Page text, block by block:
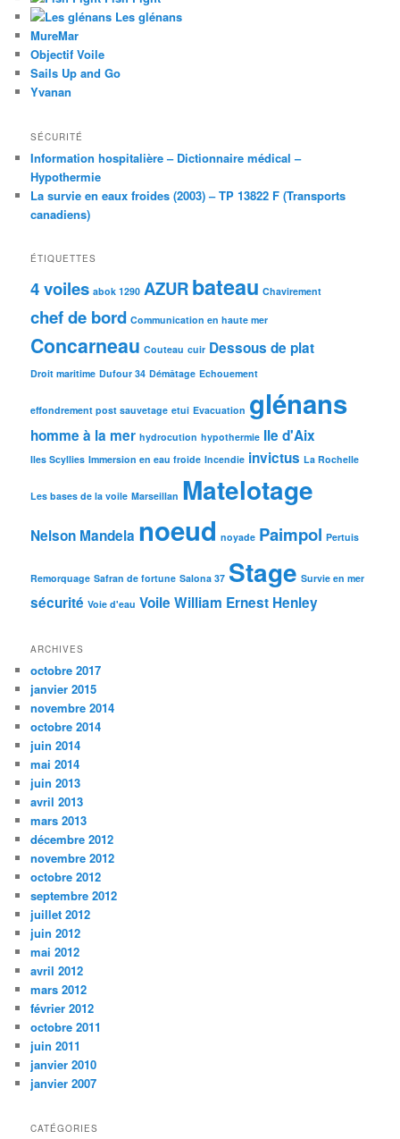
Les glénans
MureMar
Objectif Voile
Sails Up and Go
Yvanan
SÉCURITÉ
Information hospitalière – Dictionnaire médical –
Hypothermie
La survie en eaux froides (2003) – TP 13822 F (Transports
canadiens)
ÉTIQUETTES
4 voiles abok 1290 AZURbateau Chavirement
chef de bord Communication en haute mer
Concarneau Couteau cuir Dessous de plat
Droit maritime Dufour 34 Démâtage Echouement
effondrement post sauvetage etui Evacuation glénans
homme à la mer hydrocution hypothermie Ile d'Aix
Iles Scyllies Immersion en eau froide Incendie invictus La Rochelle
Les bases de la voile Marseillan Matelotage
Nelson Mandela noeud noyade Paimpol Pertuis
Remorquage Safran de fortune Salona 37 Stage Survie en mer
sécurité Voie d'eau Voile William Ernest Henley
ARCHIVES
octobre 2017
janvier 2015
novembre 2014
octobre 2014
juin 2014
mai 2014
juin 2013
avril 2013
mars 2013
décembre 2012
novembre 2012
octobre 2012
septembre 2012
juillet 2012
juin 2012
mai 2012
avril 2012
mars 2012
février 2012
octobre 2011
juin 2011
janvier 2010
janvier 2007
CATÉGORIES